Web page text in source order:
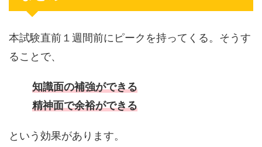
本試験直前１週間前にピークを持ってくる。そうす
ることで、
知識面の補強ができる
精神面で余裕ができる
という効果があります。